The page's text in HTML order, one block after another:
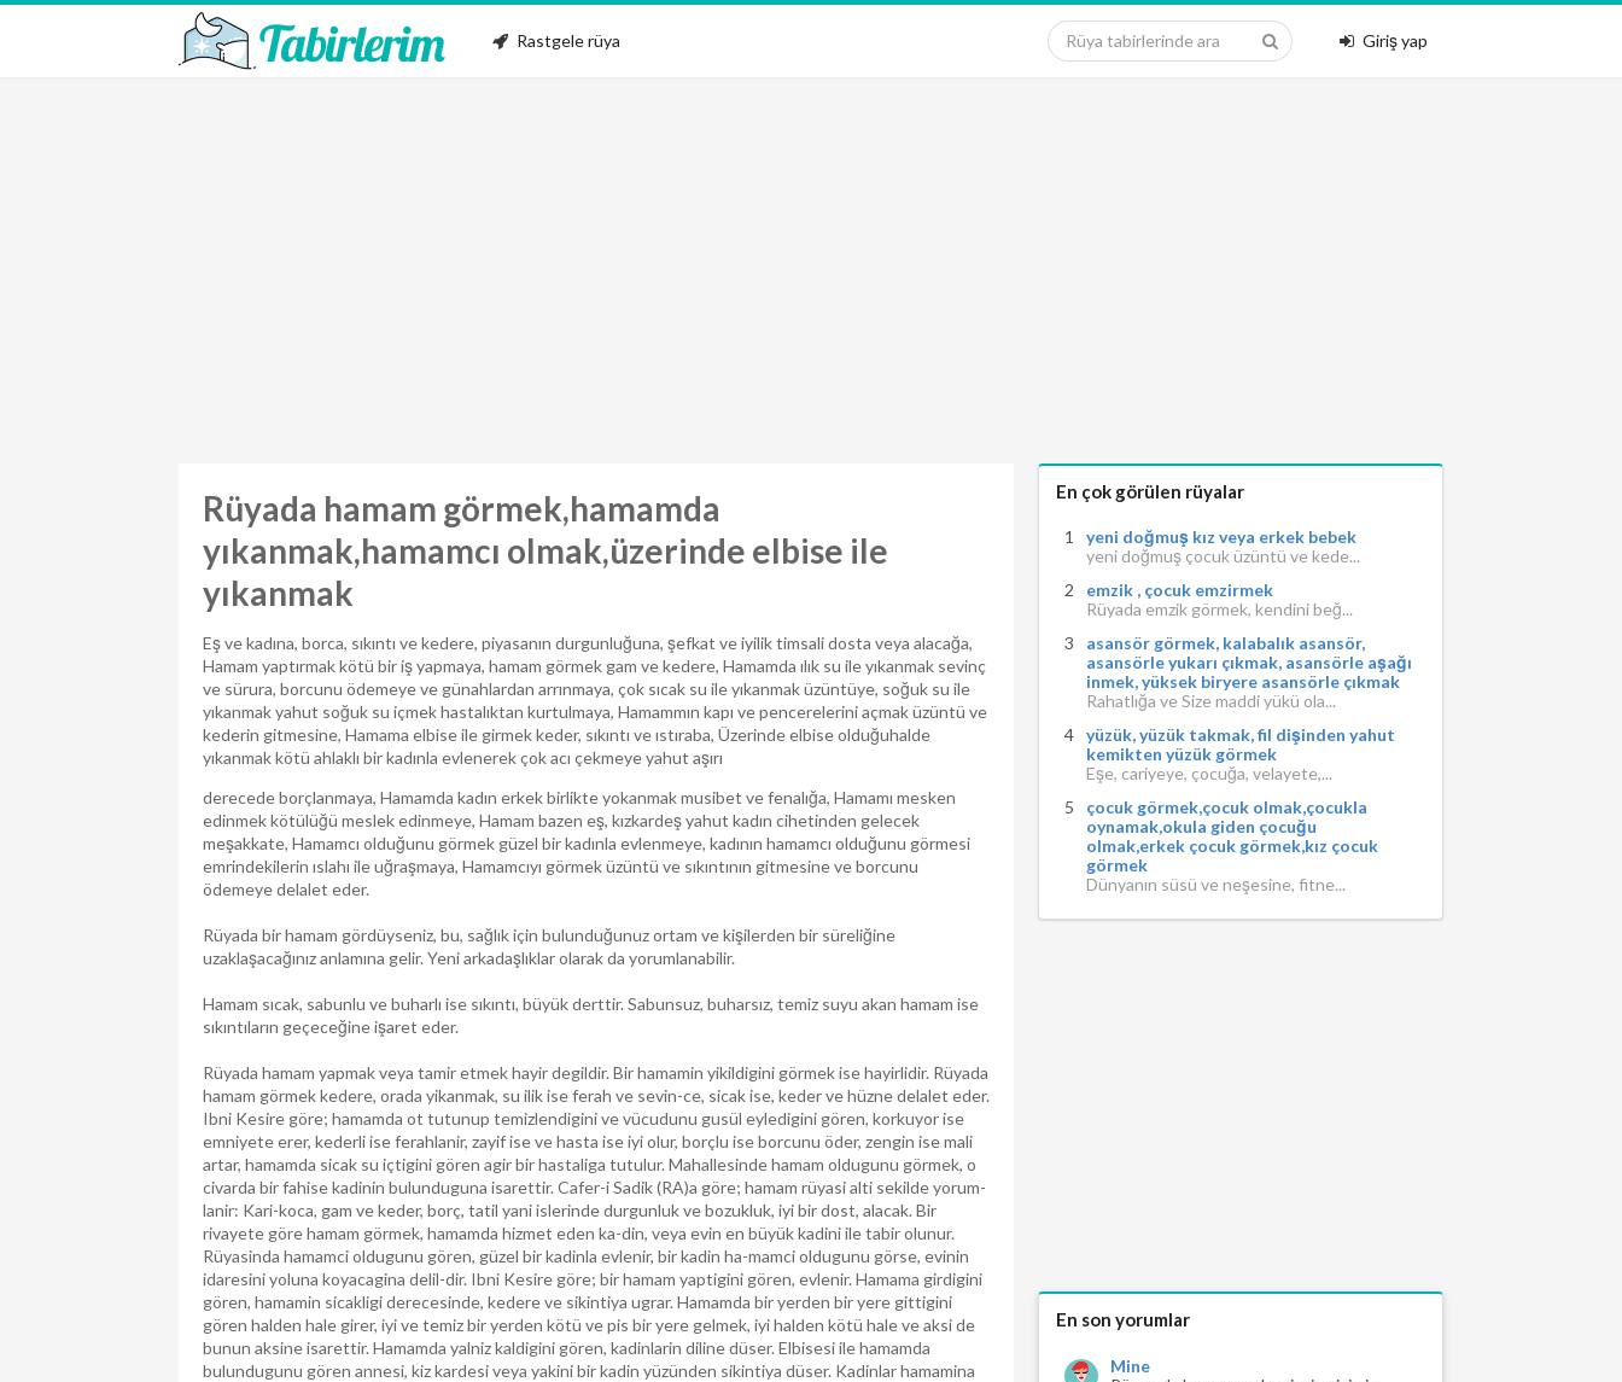
Rastgele rüya Giriş yap
Rüyada hamam görmek,hamamda
yıkanmak,hamamcı olmak,üzerinde elbise ile
yıkanmak
Eş ve kadına, borca, sıkıntı ve kedere, piyasanın durgunluğuna, şefkat ve iyilik timsali dosta veya alacağa,
Hamam yaptırmak kötü bir iş yapmaya, hamam görmek gam ve kedere, Hamamda ılık su ile yıkanmak sevinç
ve sürura, borcunu ödemeye ve günahlardan arrınmaya, çok sıcak su ile yıkanmak üzüntüye, soğuk su ile
yıkanmak yahut soğuk su içmek hastalıktan kurtulmaya, Hamammın kapı ve pencerelerini açmak üzüntü ve
kederin gitmesine, Hamama elbise ile girmek keder, sıkıntı ve ıstıraba, Üzerinde elbise olduğuhalde
yıkanmak kötü ahlaklı bir kadınla evlenerek çok acı çekmeye yahut aşırı
derecede borçlanmaya, Hamamda kadın erkek birlikte yokanmak musibet ve fenalığa, Hamamı mesken
edinmek kötülüğü meslek edinmeye, Hamam bazen eş, kızkardeş yahut kadın cihetinden gelecek
meşakkate, Hamamcı olduğunu görmek güzel bir kadınla evlenmeye, kadının hamamcı olduğunu görmesi
emrindekilerin ıslahı ile uğraşmaya, Hamamcıyı görmek üzüntü ve sıkıntının gitmesine ve borcunu
ödemeye delalet eder.
Rüyada bir hamam gördüyseniz, bu, sağlık için bulunduğunuz ortam ve kişilerden bir süreliğine
uzaklaşacağınız anlamına gelir. Yeni arkadaşlıklar olarak da yorumlanabilir.
Hamam sıcak, sabunlu ve buharlı ise sıkıntı, büyük derttir. Sabunsuz, buharsız, temiz suyu akan hamam ise
sıkıntıların geçeceğine işaret eder.
Rüyada hamam yapmak veya tamir etmek hayir degildir. Bir hamamin yikildigini görmek ise hayirlidir. Rüyada
hamam görmek kedere, orada yikanmak, su ilik ise ferah ve sevin-ce, sicak ise, keder ve hüzne delalet eder.
Ibni Kesire göre; hamamda ot tutunup temizlendigini ve vücudunu gusül eyledigini gören, korkuyor ise
emniyete erer, kederli ise ferahlanir, zayif ise ve hasta ise iyi olur, borçlu ise borcunu öder, zengin ise mali
artar, hamamda sicak su içtigini gören agir bir hastaliga tutulur. Mahallesinde hamam oldugunu görmek, o
civarda bir fahise kadinin bulunduguna isarettir. Cafer-i Sadik (RA)a göre; hamam rüyasi alti sekilde yorum-
lanir: Kari-koca, gam ve keder, borç, tatil yani islerinde durgunluk ve bozukluk, iyi bir dost, alacak. Bir
rivayete göre hamam görmek, hamamda hizmet eden ka-din, veya evin en büyük kadini ile tabir olunur.
Rüyasinda hamamci oldugunu gören, güzel bir kadinla evlenir, bir kadin ha-mamci oldugunu görse, evinin
idaresini yoluna koyacagina delil-dir. Ibni Kesire göre; bir hamam yaptigini gören, evlenir. Hamama girdigini
gören, hamamin sicakligi derecesinde, kedere ve sikintiya ugrar. Hamamda bir yerden bir yere gittigini
gören halden hale girer, iyi ve temiz bir yerden kötü ve pis bir yere gelmek, iyi halden kötü hale ve aksi de
bunun aksine isarettir. Hamamda yalniz kaldigini gören, kadinlarin diline düser. Elbisesi ile hamamda
bulundugunu gören annesi, kiz kardesi veya yakini bir kadin yüzünden sikintiya düser. Kadinlar hamamina
En çok görülen rüyalar
yeni doğmuş kız veya erkek bebek
yeni doğmuş çocuk üzüntü ve kede...
emzik , çocuk emzirmek
Rüyada emzik görmek, kendini beğ...
asansör görmek, kalabalık asansör,
asansörle yukarı çıkmak, asansörle aşağı
inmek, yüksek biryere asansörle çıkmak
Rahatlığa ve Size maddi yükü ola...
yüzük, yüzük takmak, fil dişinden yahut
kemikten yüzük görmek
Eşe, cariyeye, çocuğa, velayete,...
çocuk görmek,çocuk olmak,çocukla
oynamak,okula giden çocuğu
olmak,erkek çocuk görmek,kız çocuk
görmek
Dünyanın süsü ve neşesine, fitne...
En son yorumlar
Mine